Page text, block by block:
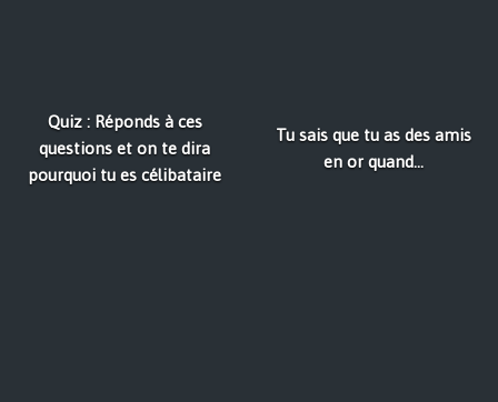
Quiz : Réponds à ces
questions et on te dira
pourquoi tu es célibataire
Tu sais que tu as des amis
en or quand...